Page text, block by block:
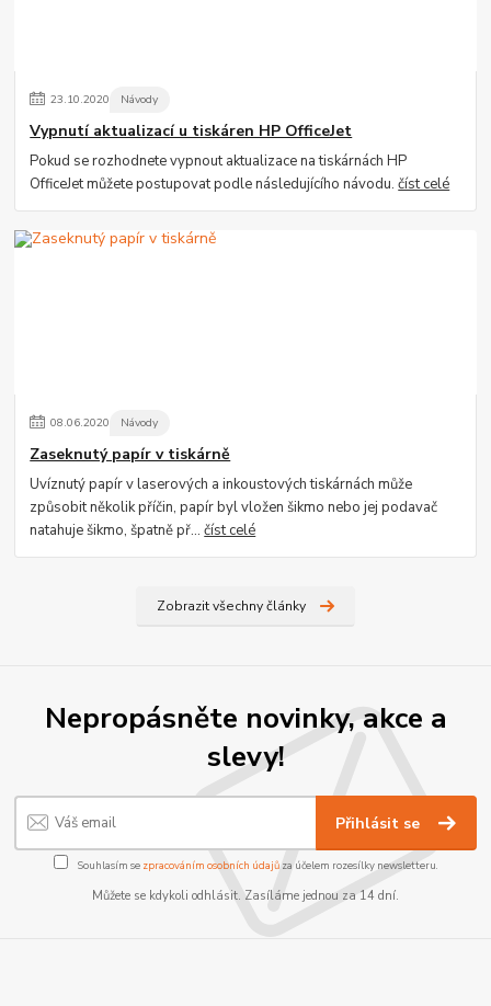
23.10.2020 Návody
Vypnutí aktualizací u tiskáren HP OfficeJet
Pokud se rozhodnete vypnout aktualizace na tiskárnách HP
OfficeJet můžete postupovat podle následujícího návodu.číst celé
08.06.2020 Návody
Zaseknutý papír v tiskárně
Uvíznutý papír v laserových a inkoustových tiskárnách může
způsobit několik příčin, papír byl vložen šikmo nebo jej podavač
natahuje šikmo, špatně př...číst celé
Zobrazit všechny články
Nepropásněte novinky, akce a
slevy!
Přihlásit se
Souhlasím se zpracováním osobních údajůza účelem rozesílky newsletteru.
Můžete se kdykoli odhlásit. Zasíláme jednou za 14 dní.